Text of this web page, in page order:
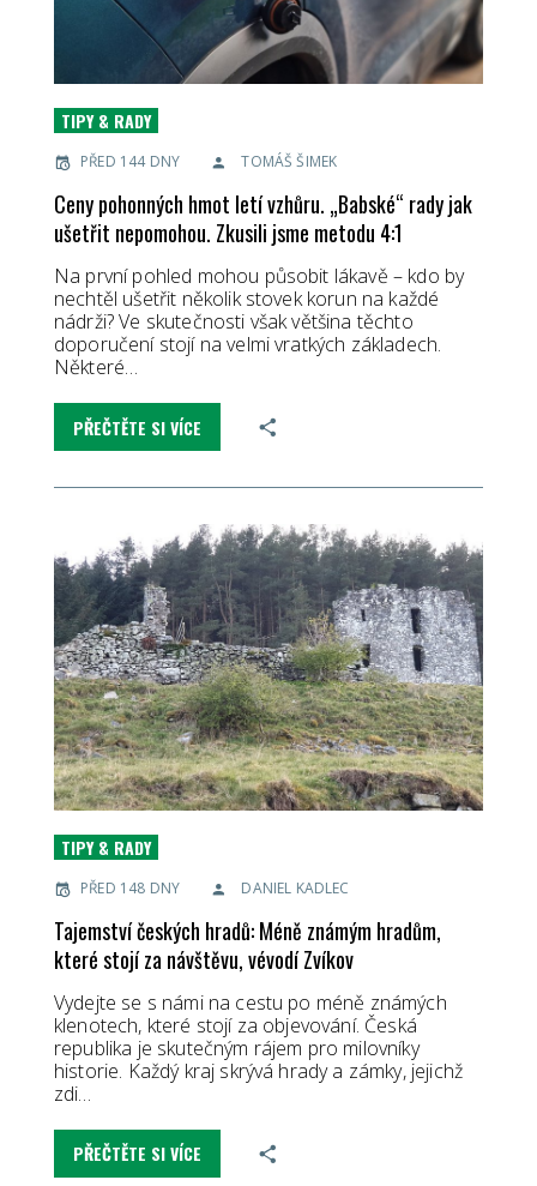
TIPY & RADY
PŘED 144 DNY TOMÁŠ ŠIMEK
Ceny pohonných hmot letí vzhůru. „Babské“ rady jak
ušetřit nepomohou. Zkusili jsme metodu 4:1
Na první pohled mohou působit lákavě – kdo by
nechtěl ušetřit několik stovek korun na každé
nádrži? Ve skutečnosti však většina těchto
doporučení stojí na velmi vratkých základech.
Některé…
PŘEČTĚTE SI VÍCE
TIPY & RADY
PŘED 148 DNY DANIEL KADLEC
Tajemství českých hradů: Méně známým hradům,
které stojí za návštěvu, vévodí Zvíkov
Vydejte se s námi na cestu po méně známých
klenotech, které stojí za objevování. Česká
republika je skutečným rájem pro milovníky
historie. Každý kraj skrývá hrady a zámky, jejichž
zdi…
PŘEČTĚTE SI VÍCE